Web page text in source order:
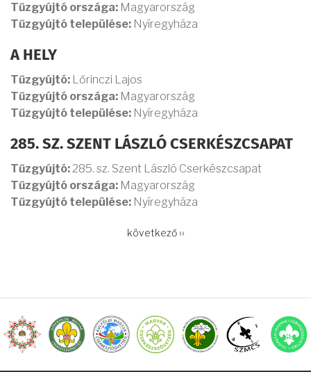
Tűzgyújtó országa: Magyarország
Tűzgyújtó települése: Nyíregyháza
A HELY
Tűzgyújtó: Lőrinczi Lajos
Tűzgyújtó országa: Magyarország
Tűzgyújtó települése: Nyíregyháza
285. SZ. SZENT LÁSZLÓ CSERKÉSZCSAPAT
Tűzgyújtó:285. sz. Szent László Cserkészcsapat
Tűzgyújtó országa: Magyarország
Tűzgyújtó települése: Nyíregyháza
Következő
következő ››